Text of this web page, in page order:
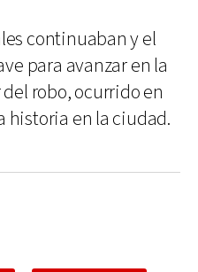
continuaban y el
para avanzar en la
robo, ocurrido en
historia en la ciudad.